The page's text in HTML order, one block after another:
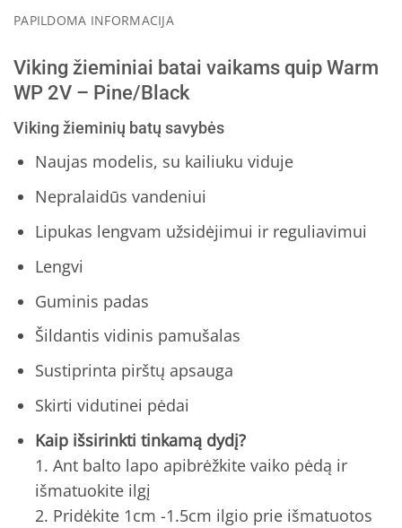
PAPILDOMA INFORMACIJA
Viking žieminiai batai vaikams quip Warm
WP 2V – Pine/Black
Viking žieminių batų savybės
Naujas modelis, su kailiuku viduje
Nepralaidūs vandeniui
Lipukas lengvam užsidėjimui ir reguliavimui
Lengvi
Guminis padas
Šildantis vidinis pamušalas
Sustiprinta pirštų apsauga
Skirti vidutinei pėdai
Kaip išsirinkti tinkamą dydį?
1. Ant balto lapo apibrėžkite vaiko pėdą ir
išmatuokite ilgį
2. Pridėkite 1cm -1.5cm ilgio prie išmatuotos